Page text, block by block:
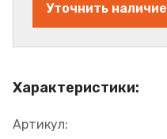
Характеристики:
Артикул:
Уточнить наличие